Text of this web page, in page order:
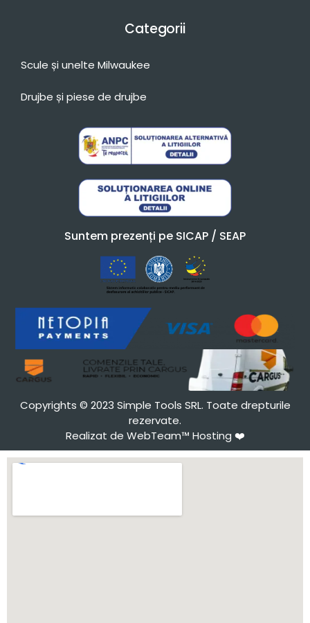
Categorii
Scule și unelte Milwaukee
Drujbe și piese de drujbe
Suntem prezenți pe SICAP / SEAP
Copyrights © 2023 Simple Tools SRL. Toate drepturile
rezervate.
Realizat de WebTeam™ Hosting ❤️